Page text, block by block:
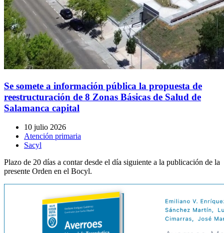
Se somete a información pública la propuesta de
reestructuración de 8 Zonas Básicas de Salud de
Salamanca capital
10 julio 2026
Atención primaria
Sacyl
Plazo de 20 días a contar desde el día siguiente a la publicación de la
presente Orden en el Bocyl.